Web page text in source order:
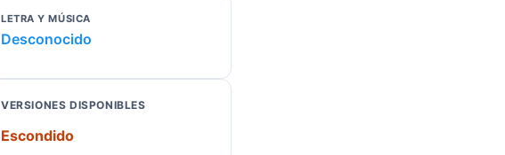
LETRA Y MÚSICA
Desconocido
VERSIONES DISPONIBLES
Escondido